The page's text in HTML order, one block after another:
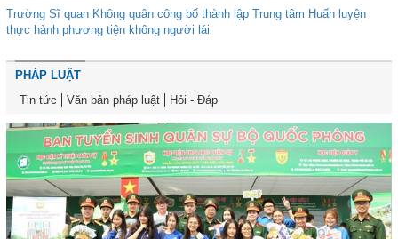
Trường Sĩ quan Không quân công bố thành lập Trung tâm Huấn luyện
thực hành phương tiện không người lái
PHÁP LUẬT
Tin tức
Văn bản pháp luật Hỏi - Đáp